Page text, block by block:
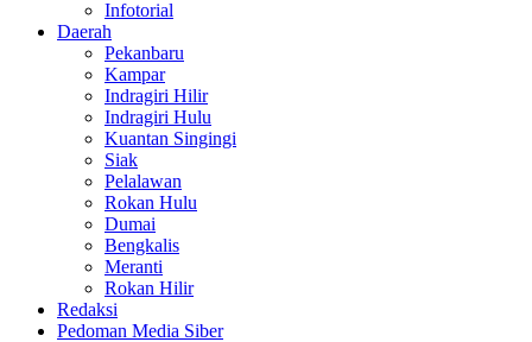
Infotorial
Daerah
Pekanbaru
Kampar
Indragiri Hilir
Indragiri Hulu
Kuantan Singingi
Siak
Pelalawan
Rokan Hulu
Dumai
Bengkalis
Meranti
Rokan Hilir
Redaksi
Pedoman Media Siber